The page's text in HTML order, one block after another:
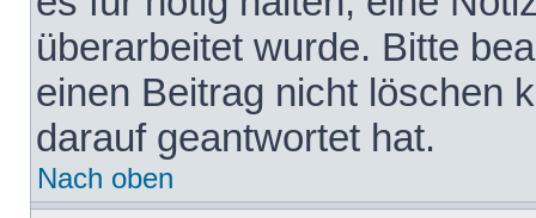
überarbeitet wurde. Bitte
einen Beitrag nicht löschen
darauf geantwortet hat.
Nach oben